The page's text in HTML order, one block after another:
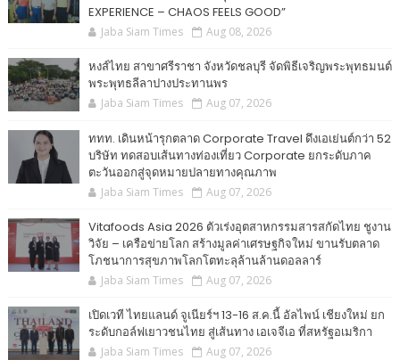
EXPERIENCE – CHAOS FEELS GOOD”
Jaba Siam Times Aug 08, 2026
หงส์ไทย สาขาศรีราชา จังหวัดชลบุรี จัดพิธีเจริญพระพุทธมนต์
พระพุทธลีลาปางประทานพร
Jaba Siam Times Aug 07, 2026
ททท. เดินหน้ารุกตลาด Corporate Travel ดึงเอเย่นต์กว่า 52
บริษัท ทดสอบเส้นทางท่องเที่ยว Corporate ยกระดับภาค
ตะวันออกสู่จุดหมายปลายทางคุณภาพ
Jaba Siam Times Aug 07, 2026
Vitafoods Asia 2026 ตัวเร่งอุตสาหกรรมสารสกัดไทย ชูงาน
วิจัย – เครือข่ายโลก สร้างมูลค่าเศรษฐกิจใหม่ ขานรับตลาด
โภชนาการสุขภาพโลกโตทะลุล้านล้านดอลลาร์
Jaba Siam Times Aug 07, 2026
เปิดเวที ไทยแลนด์ จูเนียร์ฯ 13-16 ส.ค.นี้ อัลไพน์ เชียงใหม่ ยก
ระดับกอล์ฟเยาวชนไทย สู่เส้นทาง เอเจจีเอ ที่สหรัฐอเมริกา
Jaba Siam Times Aug 07, 2026